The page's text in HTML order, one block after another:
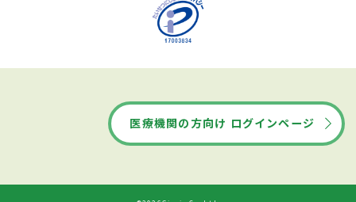
医療機関の方向け ログインページ